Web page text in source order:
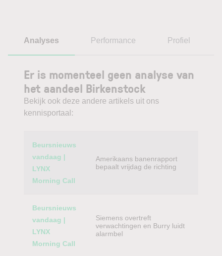
Analyses Performance Profiel
Er is momenteel geen analyse van
het aandeel Birkenstock
Bekijk ook deze andere artikels uit ons
kennisportaal:
Category
Beursnieuws
vandaag |
LYNX
Morning Call
Amerikaans banenrapport
bepaalt vrijdag de richting
Beursnieuws
vandaag |
LYNX
Morning Call
Siemens overtreft
verwachtingen en Burry luidt
alarmbel